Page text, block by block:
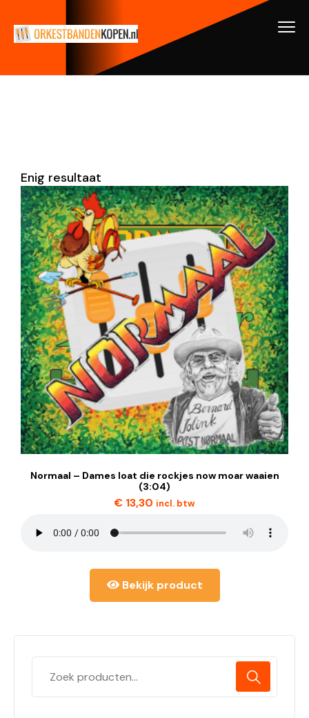
Enig resultaat
Normaal – Dames loat die rockjes now moar waaien
(3:04)
€ 13,30 incl. btw
Bekijk product